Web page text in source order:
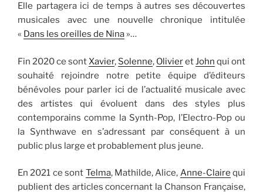
Elle partagera ici de temps à autres ses découvertes
musicales avec une nouvelle chronique intitulée
« Dans les oreilles de Nina »…
Fin 2020 ce sontXavier, Solenne, OlivieretJohn qui ont
souhaité rejoindre notre petite équipe d’éditeurs
bénévoles pour parler ici de l’actualité musicale avec
des artistes qui évoluent dans des styles plus
contemporains comme la Synth-Pop, l’Electro-Pop ou
la Synthwave en s’adressant par conséquent à un
public plus large et probablement plus jeune.
En 2021 ce sont Telma, Mathilde, Alice, Anne-Claire qui
publient des articles concernant la Chanson Française,